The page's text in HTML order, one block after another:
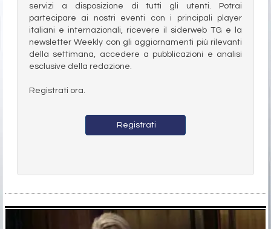
servizi a disposizione di tutti gli utenti. Potrai
partecipare ai nostri eventi con i principali player
italiani e internazionali, ricevere il siderweb TG e la
newsletter Weekly con gli aggiornamenti più rilevanti
della settimana, accedere a pubblicazioni e analisi
esclusive della redazione.
Registrati ora.
Registrati